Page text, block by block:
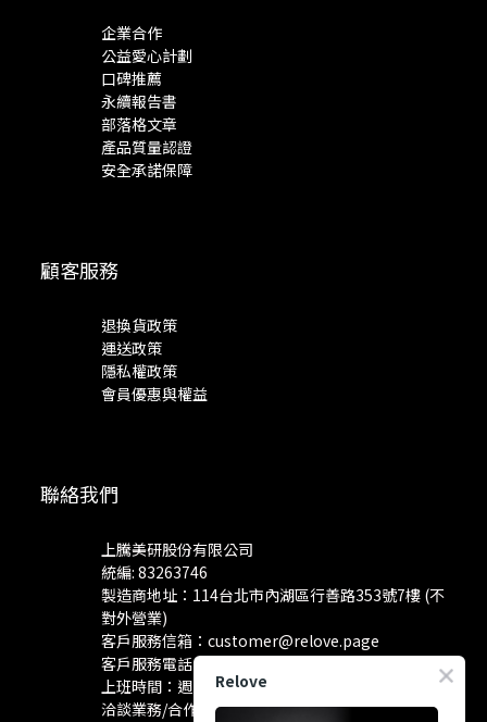
企業合作
公益愛心計劃
口碑推薦
永續報告書
部落格文章
產品質量認證
安全承諾保障
顧客服務
退換貨政策
運送政策
隱私權政策
會員優惠與權益
聯絡我們
上騰美研股份有限公司
統編: 83263746
製造商地址：114台北市內湖區行善路353號7樓 (不
對外營業)
客戶服務信箱： customer@relove.page
客戶服務電話：
上班時間：週一至週五 10:30~18:30
洽談業務/合作資訊：pr@relove.page
Relove